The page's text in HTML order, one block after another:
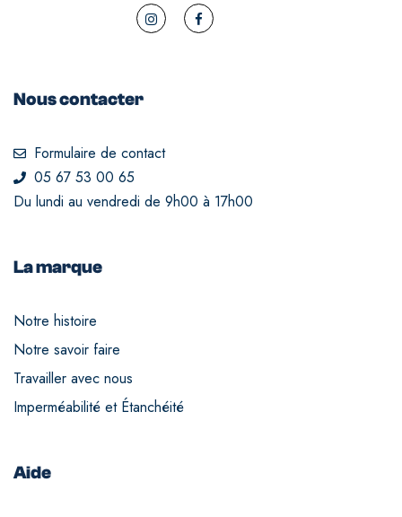
Nous contacter
Formulaire de contact
05 67 53 00 65
Du lundi au vendredi de 9h00 à 17h00
La marque
Notre histoire
Notre savoir faire
Travailler avec nous
Imperméabilité et Étanchéité
Aide